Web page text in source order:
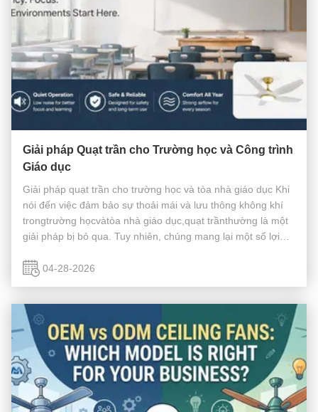
Giải pháp Quạt trần cho Trường học và Công trình
Giáo dục
Giải pháp quạt trần cho trường học và tòa nhà giáo dục Khi
nói đến việc đảm bảo sự thoải mái và lưu thông không khí
trongtrường họcvàtòa nhà giáo dục,quạt trầnthường là một
giải pháp bị bỏ qua. Tuy nhiên, chúng mang lại một số lợi
chi phí, vàm...
04-28-2026